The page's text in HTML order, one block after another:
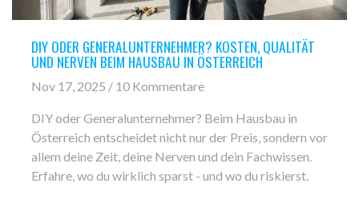
DIY ODER GENERALUNTERNEHMER? KOSTEN, QUALITÄT
UND NERVEN BEIM HAUSBAU IN ÖSTERREICH
Nov 17, 2025 / 10 Kommentare
DIY oder Generalunternehmer? Beim Hausbau in
Österreich entscheidet nicht nur der Preis, sondern vor
allem deine Zeit, deine Nerven und dein Fachwissen.
Erfahre, wo du wirklich sparst - und wo du riskierst.